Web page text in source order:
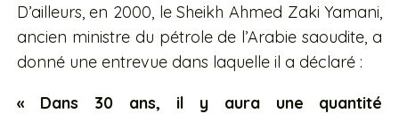
D’ailleurs, en 2000, le Sheikh Ahmed Zaki Yamani,
ancien ministre du pétrole de l’Arabie saoudite, a
donné une entrevue dans laquelle il a déclaré :
« Dans 30 ans, il y aura une quantité